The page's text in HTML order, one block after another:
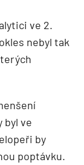
ve 2.
nebyl tak
byl ve
by
poptávku.